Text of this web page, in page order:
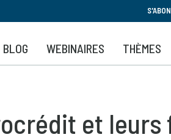
au
contenu
principal
BLOG WEBINAIRES THÈMES
et